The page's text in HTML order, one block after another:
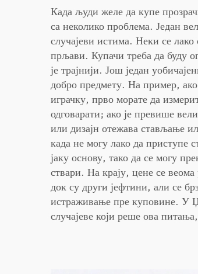
Када људи желе да купе
са неколико проблема. Један
случајеви истима. Неки се
прљави. Купачи треба да буду
је трајнији. Још један
добро предмету. На пример,
играчку, прво морате да
одговарати; ако је превише
или дизајн отежава стављање
када не могу лако да приступе
јаку основу, тако да се могу
ствари. На крају, цене се
док су други јефтини, али се
истраживање пре куповине.
случајеве који реше ова